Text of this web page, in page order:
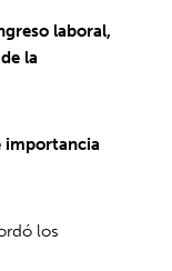
laboral,
la
importancia
los